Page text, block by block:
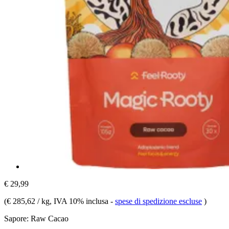
€ 29,99
(€ 285,62 / kg, IVA 10% inclusa - spese di spedizione escluse )
Sapore: Raw Cacao